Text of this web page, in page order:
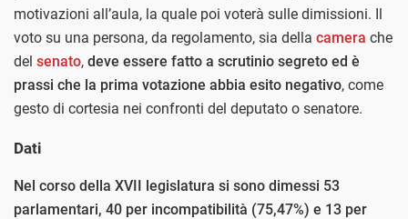
motivazioni all’aula, la quale poi voterà sulle dimissioni. Il
voto su una persona, da regolamento, sia della camera che
del senato, deve essere fatto a scrutinio segreto ed è
prassi che la prima votazione abbia esito negativo, come
gesto di cortesia nei confronti del deputato o senatore.
Dati
Nel corso della XVII legislatura si sono dimessi 53
parlamentari, 40 per incompatibilità (75,47%) e 13 per